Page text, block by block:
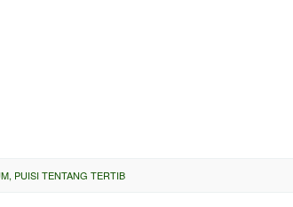
PUISI TENTANG TERTIB